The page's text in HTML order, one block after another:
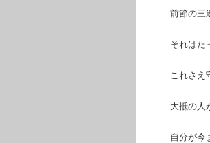
前節の三
それはた
これさえ
大抵の人
自分が今